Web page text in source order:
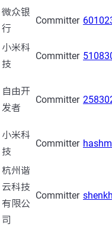
微众银
行
Committer
小米科
技
Committer
自由开
发者
Committer
小米科
技
Committer
杭州谐
云科技
有限公
司
Committer